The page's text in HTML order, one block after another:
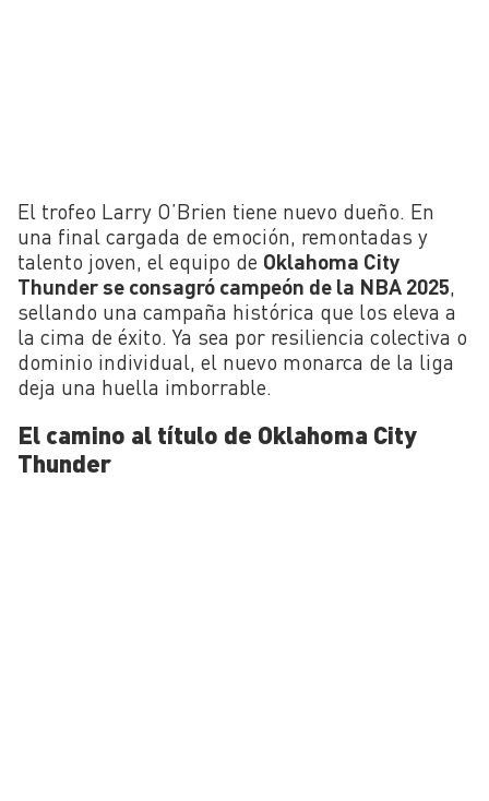
El trofeo Larry O’Brien tiene nuevo dueño. En
una final cargada de emoción, remontadas y
talento joven, el equipo de Oklahoma City
Thunder se consagró campeón de la NBA 2025
sellando una campaña histórica que los eleva a
la cima de éxito. Ya sea por resiliencia colectiva o
dominio individual, el nuevo monarca de la liga
deja una huella imborrable.
El camino al título de Oklahoma City
Thunder